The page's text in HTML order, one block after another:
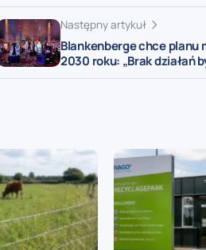
Następny artykuł
Blankenberge chce planu
2030 roku: „Brak działań